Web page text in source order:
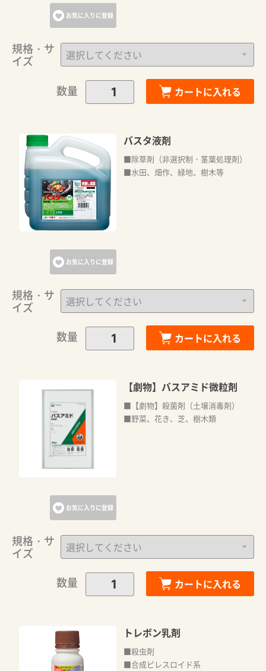
お気に入りに登録
規格・サ
イズ
数量
カートに入れる
お気に入りに登録
バスタ液剤
■除草剤（非選択制・茎葉処理剤）
■水田、畑作、緑地、樹木等
規格・サ
イズ
数量
カートに入れる
お気に入りに登録
【劇物】バスアミド微粒剤
■【劇物】殺菌剤（土壌消毒剤）
■野菜、花き、芝、樹木類
規格・サ
イズ
数量
カートに入れる
トレボン乳剤
■殺虫剤
■合成ピレスロイド系